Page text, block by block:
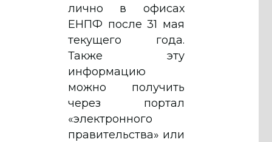
лично в офисах
ЕНПФ после 31 мая
текущего года.
Также эту
информацию
можно получить
через портал
«электронного
правительства» или